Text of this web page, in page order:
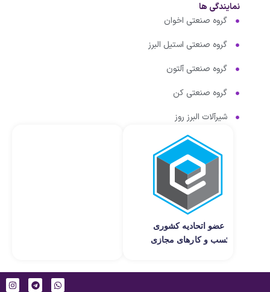
نمایندگی ها
گروه صنعتی اخوان
گروه صنعتی استیل البرز
گروه صنعتی آلتون
گروه صنعتی کن
شیرآلات البرز روز